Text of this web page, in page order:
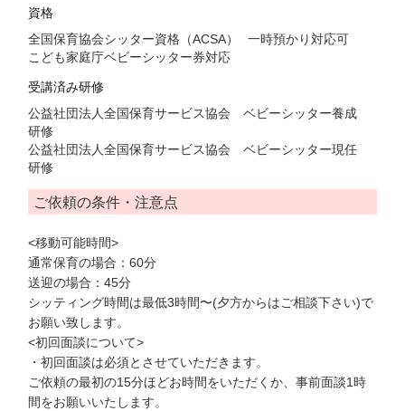
資格
全国保育協会シッター資格（ACSA）
一時預かり対応可
こども家庭庁ベビーシッター券対応
受講済み研修
公益社団法人全国保育サービス協会 ベビーシッター養成
研修
公益社団法人全国保育サービス協会 ベビーシッター現任
研修
ご依頼の条件・注意点
<移動可能時間>
通常保育の場合：60分
送迎の場合：45分
シッティング時間は最低3時間〜(夕方からはご相談下さい)で
お願い致します。
<初回面談について>
・初回面談は必須とさせていただきます。
ご依頼の最初の15分ほどお時間をいただくか、事前面談1時
間をお願いいたします。